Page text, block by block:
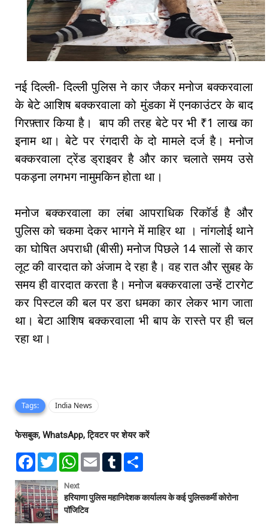
नई दिल्ली- दिल्ली पुलिस ने कार जैकर मनोज बक्करवाला
के बेटे आशिष बक्करवाला को मुंडका में एनकाउंटर के बाद
गिरफ़्तार किया है। बाप की तरह बेटे पर भी ₹1 लाख का
इनाम था। बेटे पर रंगदारी के दो मामले दर्ज है। मनोज
बक्करवाला ट्रेंड ड्राइवर है और कार चलाते समय उसे
पकड़ना लगभग नामुमकिन होता था।
मनोज बक्करवाला का लंबा आपराधिक रिकॉर्ड है और
पुलिस को चकमा देकर भागने में माहिर था । नांगलोई थाने
का घोषित अपराधी (बीसी) मनोज पिछले 14 सालों से कार
लूट की वारदात को अंजाम दे रहा है। वह रात और सुबह के
समय ही वारदात करता है। मनोज बक्करवाला उन्हें टारगेट
कर पिस्टल की बल पर डरा धमका कार लेकर भाग जाता
था। बेटा आशिष बक्करवाला भी बाप के रास्ते पर ही चल
रहा था।
Tags: India News
फेसबुक, WhatsApp, ट्विटर पर शेयर करें
F
e
b
o
o
k
T
w
t
t
e
r
W
t
s
A
p
E
l
T
l
e
Next
हरियाणा पुलिस महानिदेशक कार्यालय के कई पुलिसकर्मी कोरोना
पॉजिटिव